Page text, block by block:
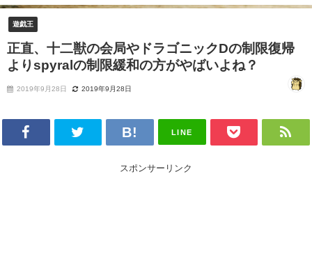
遊戯王
正直、十二獣の会局やドラゴニックDの制限復帰
よりspyralの制限緩和の方がやばいよね？
2019年9月28日 2019年9月28日
LINE
スポンサーリンク